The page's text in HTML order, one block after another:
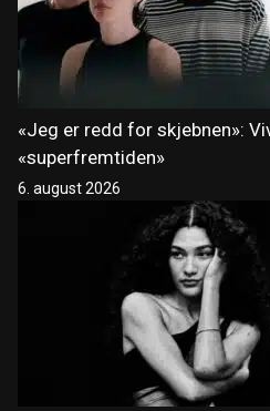
«Jeg er redd for skjebnen»:
«superfremtiden»
6. august 2026